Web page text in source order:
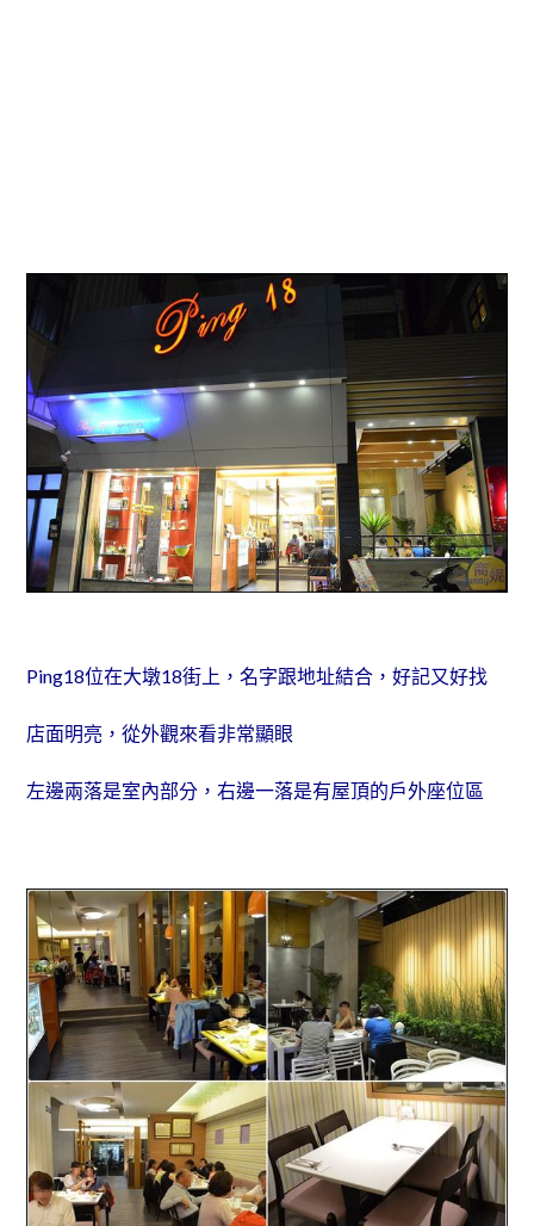
Ping18位在大墩18街上，名字跟地址結合，好記又好找
店面明亮，從外觀來看非常顯眼
左邊兩落是室內部分，右邊一落是有屋頂的戶外座位區